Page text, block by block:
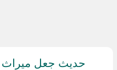
حديث جعل ميراث